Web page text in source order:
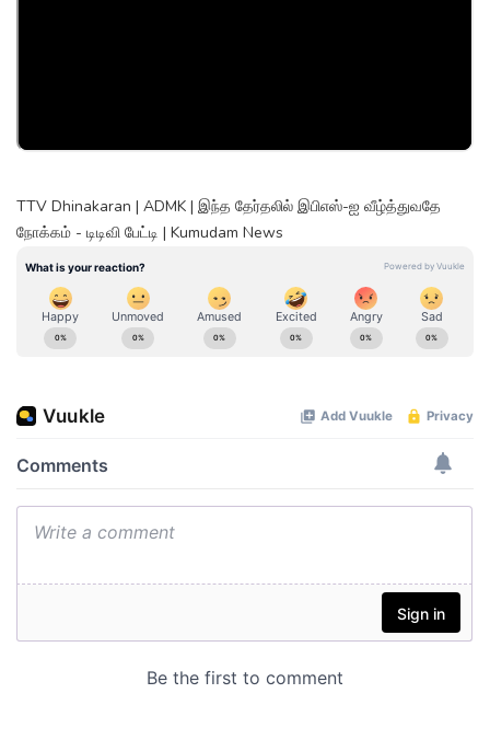
TTV Dhinakaran | ADMK | இந்த தேர்தலில் இபிஎஸ்-ஐ வீழ்த்துவதே
நோக்கம் - டிடிவி பேட்டி | Kumudam News